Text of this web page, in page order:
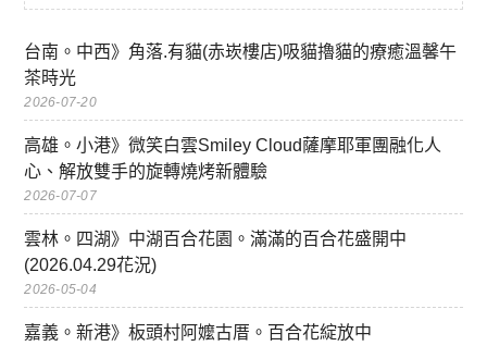
台南。中西》角落.有貓(赤崁樓店)吸貓擼貓的療癒溫馨午
茶時光
2026-07-20
高雄。小港》微笑白雲Smiley Cloud薩摩耶軍團融化人
心、解放雙手的旋轉燒烤新體驗
2026-07-07
雲林。四湖》中湖百合花園。滿滿的百合花盛開中
(2026.04.29花況)
2026-05-04
嘉義。新港》板頭村阿嬤古厝。百合花綻放中